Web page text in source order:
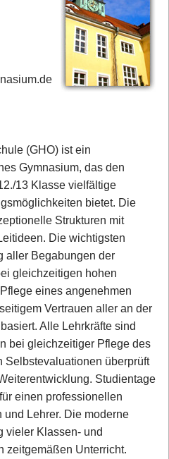
(GHO) ist ein
Gymnasium, das den
13 Klasse vielfältige
bietet. Die
Strukturen mit
Die wichtigsten
aller Begabungen der
gleichzeitigen hohen
eines angenehmen
Vertrauen aller an der
Alle Lehrkräfte sind
bei gleichzeitiger Pflege des
überprüft
Studientage
einen professionellen
Lehrer. Die moderne
vieler Klassen- und
zeitgemäßen Unterricht.